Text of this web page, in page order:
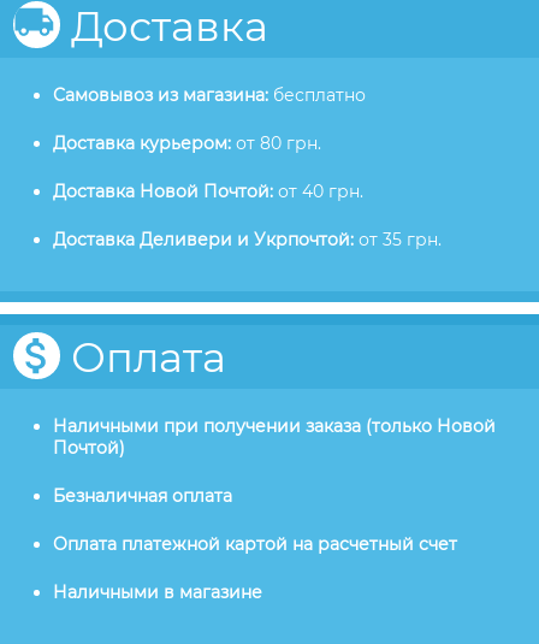
Доставка
Самовывоз из магазина: бесплатно
Доставка курьером: от 80 грн.
Доставка Новой Почтой: от 40 грн.
Доставка Деливери и Укрпочтой: от 35 грн.
Оплата
Наличными при получении заказа (только Новой
Почтой)
Безналичная оплата
Оплата платежной картой на расчетный счет
Наличными в магазине